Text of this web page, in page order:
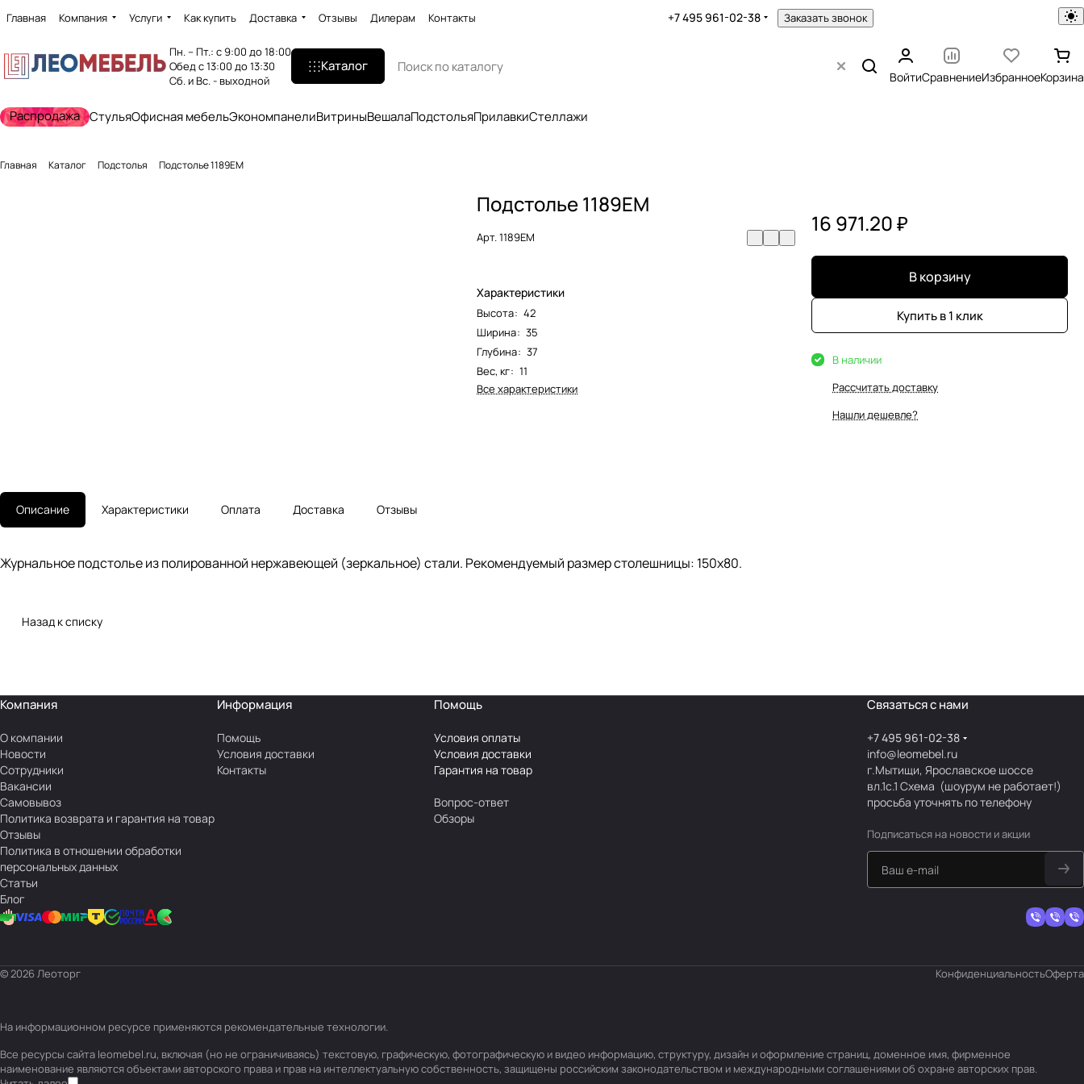
Главная Компания Услуги Как купить Доставка Отзывы Дилерам Контакты +7 495 961-02-38 Заказать звонок
Пн. – Пт.: с 9:00 до 18:00
Обед с 13:00 до 13:30
Сб. и Вс. - выходной
Каталог
ВойтиСравнениеИзбранноеКорзина
Распродажа СтульяОфисная мебельЭкономпанелиВитриныВешалаПодстольяПрилавкиСтеллажи
Главная Каталог Подстолья Подстолье 1189EM
Подстолье 1189EM
Арт.1189EM
Характеристики
Высота: 42
Ширина: 35
Глубина: 37
Вес, кг: 11
Все характеристики
16 971.20 ₽
В корзину
Купить в 1 клик
В наличии
Рассчитать доставку
Нашли дешевле?
Описание Характеристики Оплата Доставка Отзывы
Журнальное подстолье из полированной нержавеющей (зеркальное) стали. Рекомендуемый размер столешницы: 150х80.
Назад к списку
Компания
О компании
Новости
Сотрудники
Вакансии
Самовывоз
Политика возврата и гарантия на товар
Отзывы
Политика в отношении обработки
персональных данных
Статьи
Блог
Информация
Помощь
Условия доставки
Контакты
Помощь
Условия оплаты
Условия доставки
Гарантия на товар
Вопрос-ответ
Обзоры
Связаться с нами
+7 495 961-02-38
info@leomebel.ru
г.Мытищи, Ярославское шоссе
вл.1с.1Схема (шоурум не работает!)
просьба уточнять по телефону
Подписаться на новости и акции
© 2026 Леоторг КонфиденциальностьОферта
На информационном ресурсе применяются рекомендательные технологии.
Все ресурсы сайта leomebel.ru, включая (но не ограничиваясь) текстовую, графическую, фотографическую и видео информацию, структуру, дизайн и оформление страниц, доменное имя, фирменное
наименование являются объектами авторского права и прав на интеллектуальную собственность, защищены российским законодательством и международными соглашениями об охране авторских прав.